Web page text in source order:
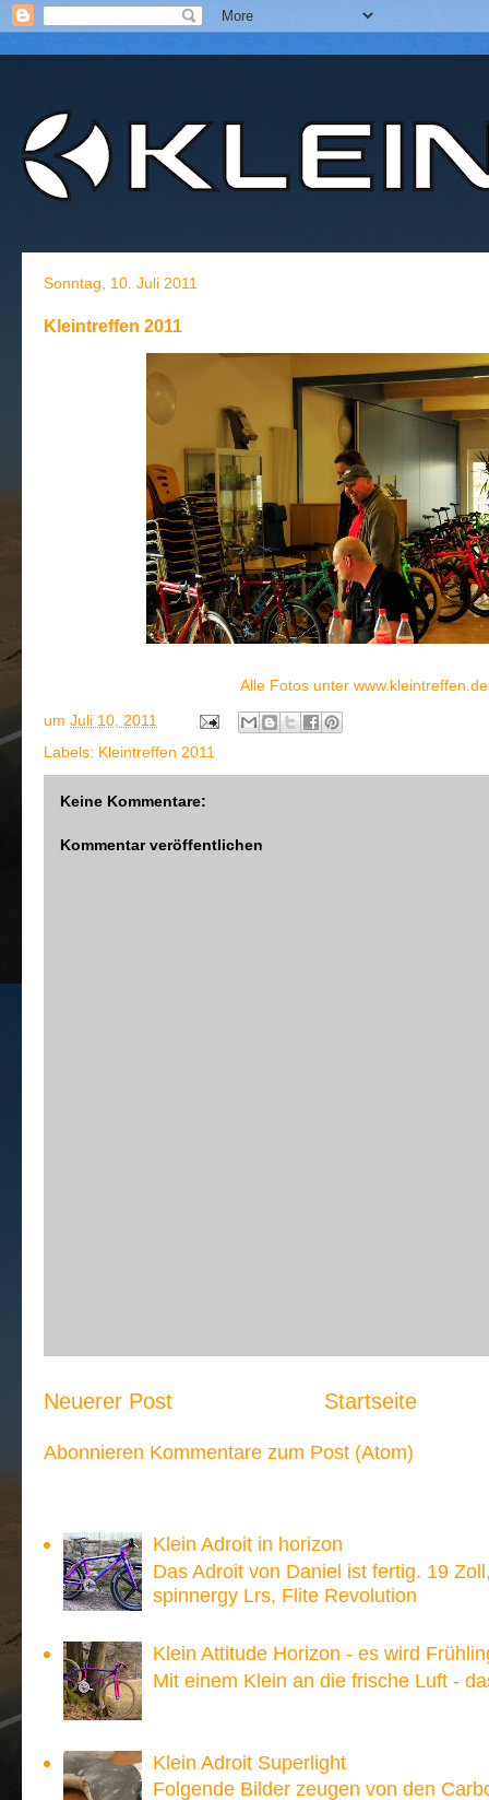
Sonntag, 10. Juli 2011
Kleintreffen 2011
Alle Fotos unter www.kleintreffen.de
um Juli 10, 2011
Labels: Kleintreffen 2011
Keine Kommentare:
Kommentar veröffentlichen
Neuerer Post Startseite
Abonnieren Kommentare zum Post (Atom)
Klein Adroit in horizon
Das Adroit von Daniel ist fertig. 19
spinnergy Lrs, Flite Revolution
Klein Attitude Horizon - es wird
Mit einem Klein an die frische Luft -
Klein Adroit Superlight
Folgende Bilder zeugen von den